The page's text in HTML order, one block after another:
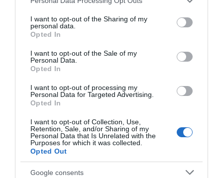
not limited to your visit or usage behaviour. You may click to
grant or deny consent to Google and its third-party tags to
use your data for below specified purposes in below Google
consent section.
I want to opt-out of the Sharing of my
personal data.
Opted In
I want to opt-out of the Sale of my
Personal Data.
Opted In
I want to opt-out of processing my
Personal Data for Targeted Advertising.
Opted In
I want to opt-out of Collection, Use,
Retention, Sale, and/or Sharing of my
Personal Data that Is Unrelated with the
Purposes for which it was collected.
Opted Out
Google consents
γνωρίζαμε την καρδιά του».
ΔΙΑΦΗΜΙΣΗ
Προσθήκη ως προτεινόμενη